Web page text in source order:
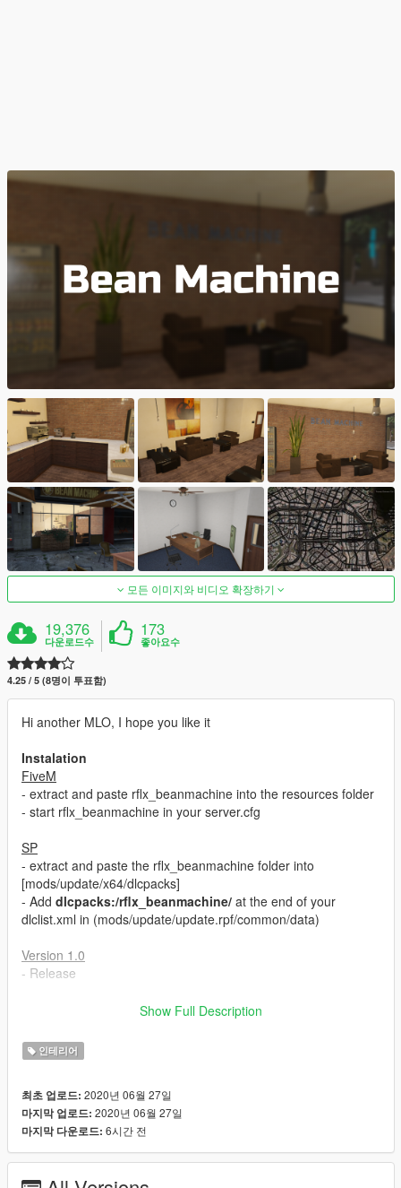
모든 이미지와 비디오 확장하기
19,376
다운로드수
173
좋아요수
4.25 / 5 (8명이 투표함)
Hi another MLO, I hope you like it
Instalation
FiveM
- extract and paste rflx_beanmachine into the resources folder
- start rflx_beanmachine in your server.cfg
SP
- extract and paste the rflx_beanmachine folder into
[mods/update/x64/dlcpacks]
- Add dlcpacks:/rflx_beanmachine/ at the end of your
dlclist.xml in (mods/update/update.rpf/common/data)
Version 1.0
- Release
If you have any question you can write me a pm on my discord
Show Full Description
인테리어
최초 업로드: 2020년 06월 27일
마지막 업로드: 2020년 06월 27일
마지막 다운로드: 6시간 전